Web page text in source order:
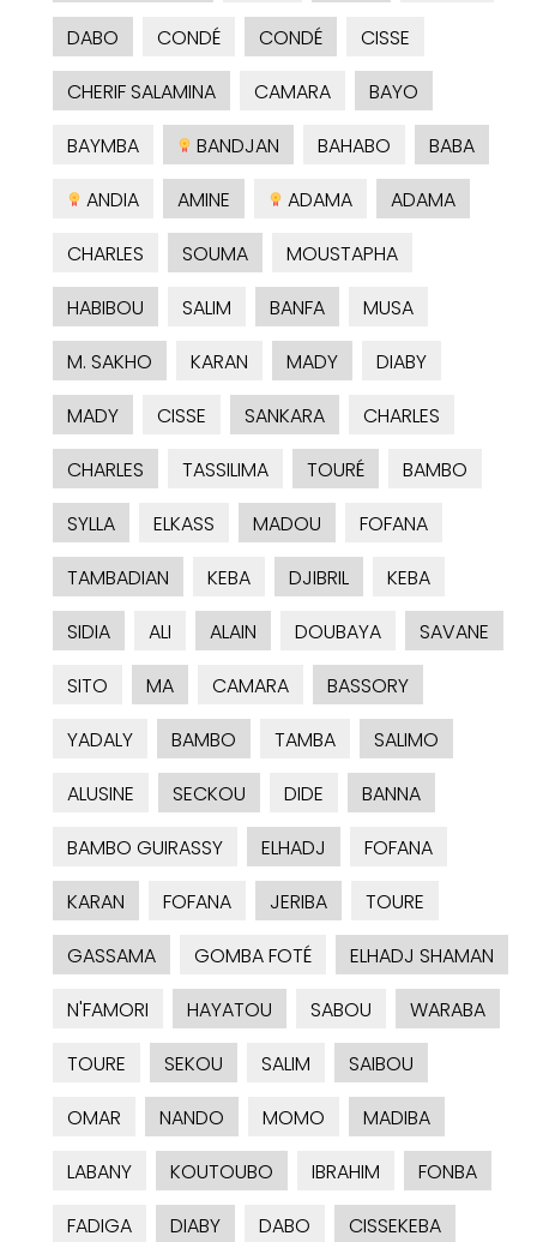
DABO CONDÉ CONDÉ
CISSE
CHERIF SALAMINA
CAMARA
BAYO
BAYMBA
BANDJAN BAHABO
BABA
ANDIA
AMINE ADAMA
ADAMA
CHARLES
SOUMA
MOUSTAPHA
HABIBOU
SALIM BANFA
MUSA
M. SAKHO
KARAN MADY
DIABY
MADY
CISSE SANKARA
CHARLES
CHARLES
TASSILIMA TOURÉ
BAMBO
SYLLA
ELKASS MADOU
FOFANA
TAMBADIAN
KEBA DJIBRIL
KEBA
SIDIA
ALI ALAIN DOUBAYA
SAVANE
SITO
MA CAMARA
BASSORY
YADALY
BAMBO TAMBA
SALIMO
ALUSINE
SECKOU DIDE
BANNA
BAMBO GUIRASSY
ELHADJ
FOFANA
KARAN
FOFANA JERIBA
TOURE
GASSAMA
GOMBA FOTÉ
ELHADJ SHAMAN
N'FAMORI
HAYATOU SABOU
WARABA
TOURE
SEKOU SALIM
SAIBOU
OMAR
NANDO MOMO
MADIBA
LABANY
KOUTOUBO IBRAHIM
FONBA
FADIGA
DIABY DABO
CISSEKEBA